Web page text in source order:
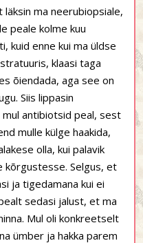
ma neerubiopsiale,
peale kolme kuu
kuid enne kui ma üldse
klaasi taga
õiendada, aga see on
Siis lippasin
antibiotsid peal, sest
mulle külge haakida,
olla, kui palavik
kõrgustesse. Selgus, et
ja tigedamana kui ei
sedasi jalust, et ma
Mul oli konkreetselt
ümber ja hakka parem